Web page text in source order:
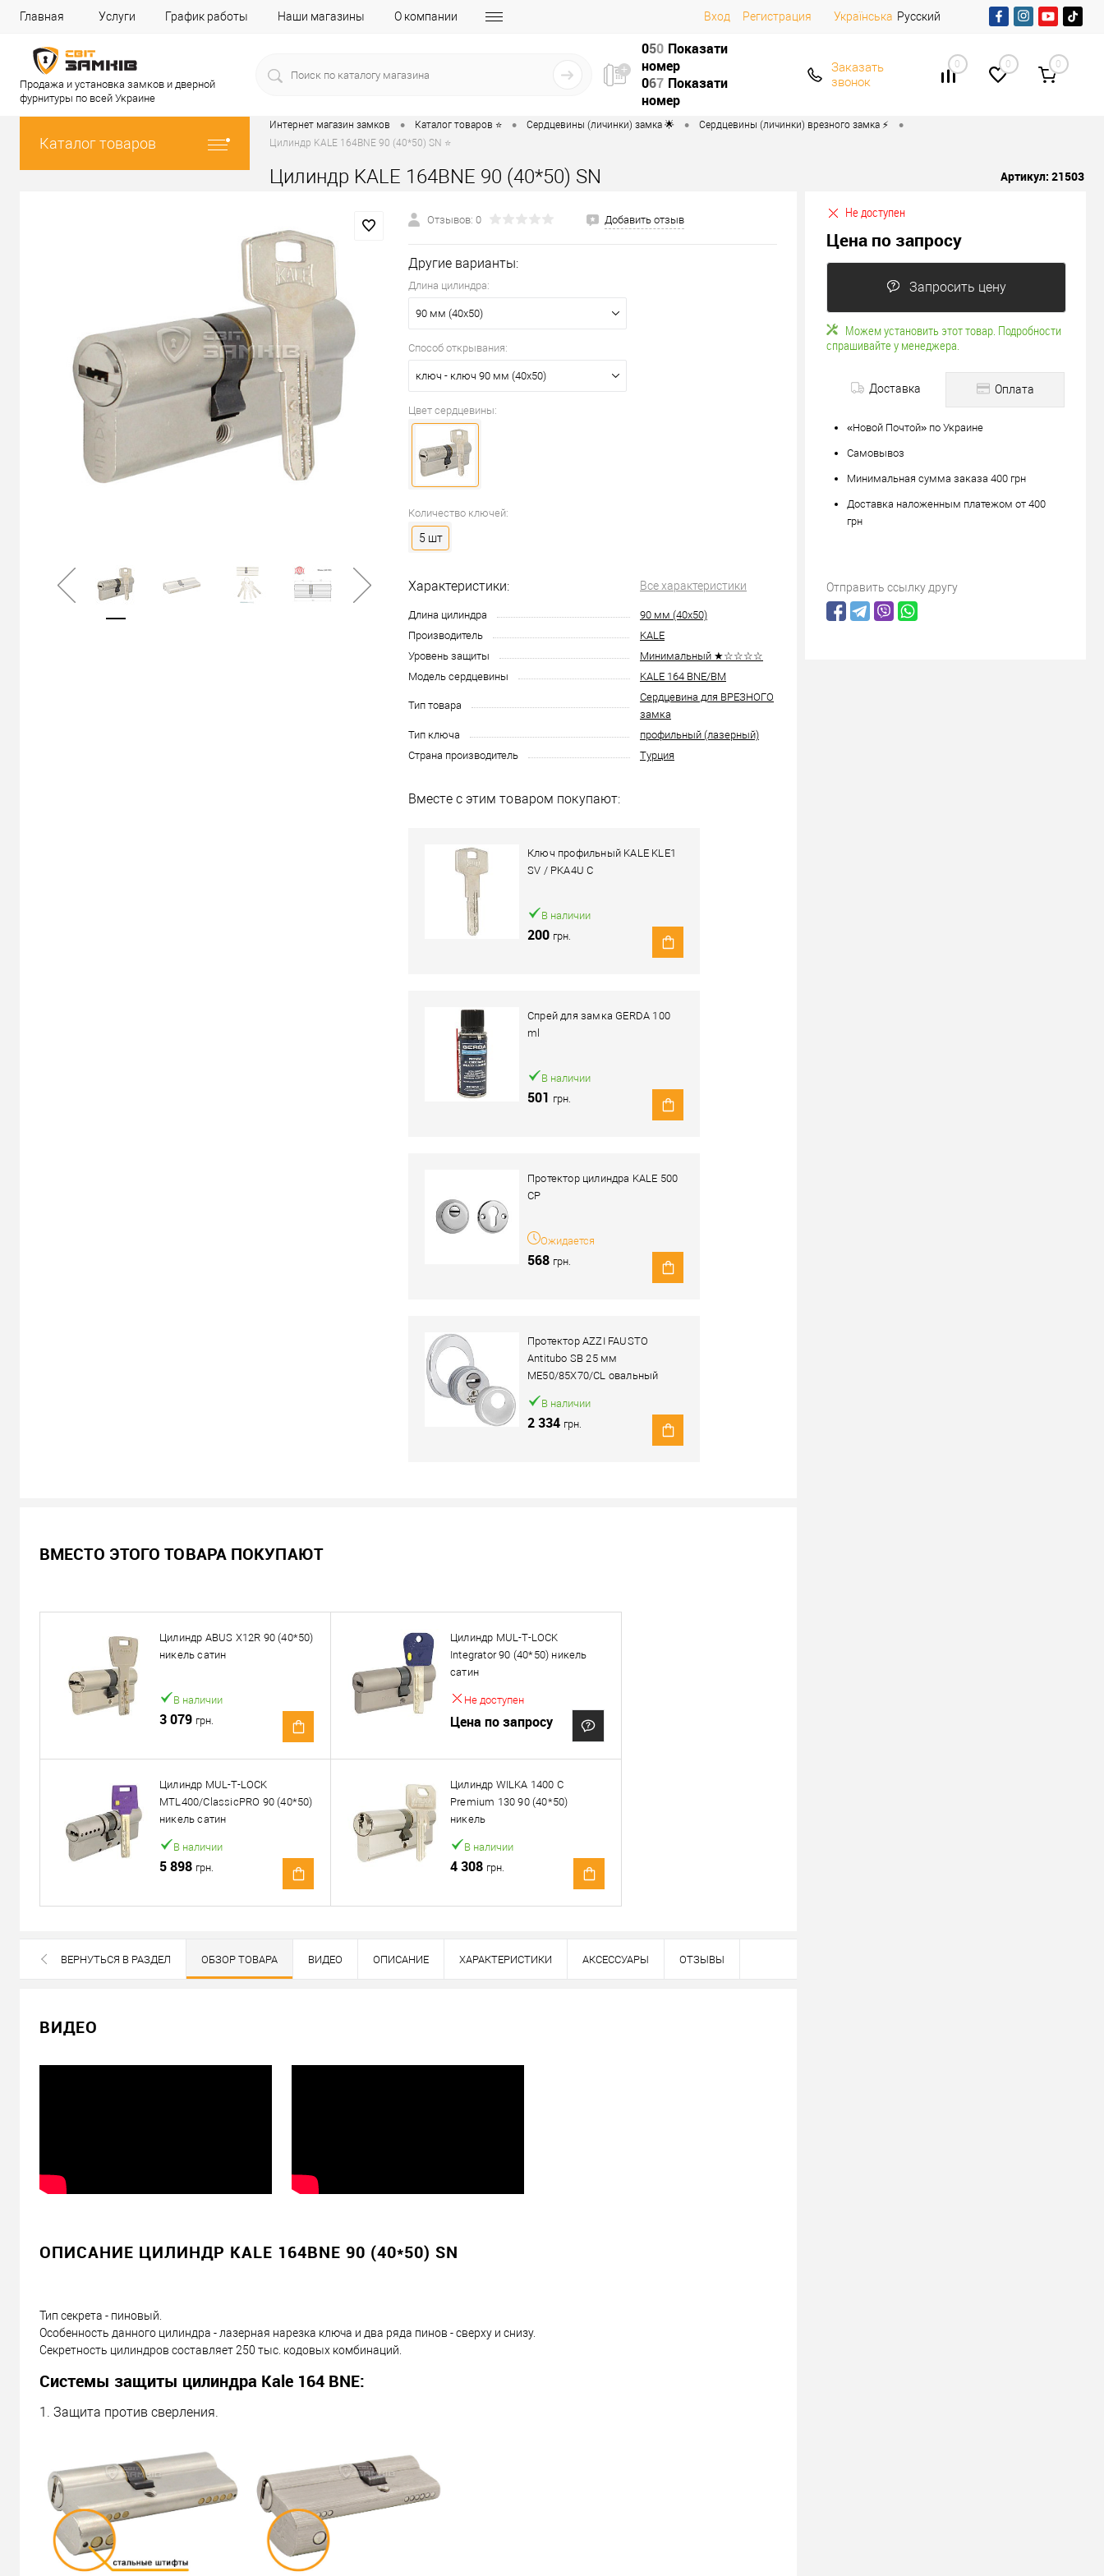
Главная Услуги График работы Наши магазины О компании Вход Регистрация Українська Русский
Продажа и установка замков и дверной
фурнитуры по всей Украине
050 Показати
номер
067 Показати
номер
Заказать
звонок
0 0 0
Каталог товаров
Интернет магазин замков • Каталог товаров ⭐ • Сердцевины (личинки) замка 🌟 • Сердцевины (личинки) врезного замка ⚡️ •
Цилиндр KALE 164BNE 90 (40*50) SN ⭐
Цилиндр KALE 164BNE 90 (40*50) SN Артикул: 21503
Отзывов: 0 Добавить отзыв
Другие варианты:
Длина цилиндра:
90 мм (40x50)
Способ открывания:
ключ - ключ 90 мм (40x50)
Цвет сердцевины:
Количество ключей:
5 шт
Характеристики: Все характеристики
Длина цилиндра
90 мм (40x50)
Производитель
KALE
Уровень защиты
Минимальный ★☆☆☆☆
Модель сердцевины
KALE 164 BNE/BM
Тип товара
Сердцевина для ВРЕЗНОГО
замка
Тип ключа
профильный (лазерный)
Страна производитель
Турция
Вместе с этим товаром покупают:
Ключ профильный KALE KLE1
SV / PKA4U C
В наличии
200 грн.
Спрей для замка GERDA 100
ml
В наличии
501 грн.
Протектор цилиндра KALE 500
CP
Ожидается
568 грн.
Протектор AZZI FAUSTO
Antitubo SB 25 мм
ME50/85X70/CL овальный
широкий хром полированный
В наличии
2 334 грн.
Цена по запросу
Можем установить этот товар. Подробности спрашивайте у менеджера.
«Новой Почтой» по Украине
Минимальная сумма заказа 400 грн
Доставка наложенным платежом от 400 грн
Отправить ссылку другу
ВМЕСТО ЭТОГО ТОВАРА ПОКУПАЮТ
Цилиндр ABUS X12R 90 (40*50)
никель сатин
В наличии
3 079 грн.
Цилиндр MUL-T-LOCK
Integrator 90 (40*50) никель
сатин
Не доступен
Цена по запросу
Цилиндр MUL-T-LOCK
MTL400/ClassicPRO 90 (40*50)
никель сатин
В наличии
5 898 грн.
Цилиндр WILKA 1400 C
Premium 130 90 (40*50)
никель
В наличии
4 308 грн.
ВЕРНУТЬСЯ В РАЗДЕЛ ОБЗОР ТОВАРА ВИДЕО ОПИСАНИЕ ХАРАКТЕРИСТИКИ АКСЕССУАРЫ ОТЗЫВЫ
ВИДЕО
ОПИСАНИЕ ЦИЛИНДР KALE 164BNE 90 (40*50) SN
Тип секрета - пиновый.
Особенность данного цилиндра - лазерная нарезка ключа и два ряда пинов - сверху и снизу.
Секретность цилиндров составляет 250 тыс. кодовых комбинаций.
Системы защиты цилиндра Kale 164 BNE:
1. Защита против сверления.
Не доступен
Цена по запросу
Запросить цену
Можем установить этот товар. Подробности
спрашивайте у менеджера.
Доставка Оплата
«Новой Почтой» по Украине
Самовывоз
Минимальная сумма заказа 400 грн
Доставка наложенным платежом от 400
грн
Отправить ссылку другу